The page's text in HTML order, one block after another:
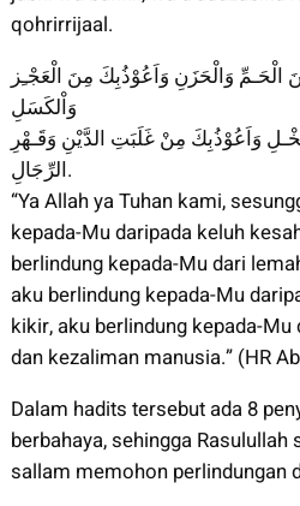
qohrirrijaal.
الْحَـمِّ وَالْحَزَنِ وَاَعُوْذُبِكَ مِنَ الْعَجْـِز
وَاْلكَسَلِ
وَاَعُوْذُبِكَ مِنْ غَلَبَتِ الدَّيْنِ وَقَـهْرِ
الرِّجَالِ.
“Ya Allah ya Tuhan kami,
kepada-Mu daripada keluh
berlindung kepada-Mu dari
aku berlindung kepada-Mu
kikir, aku berlindung kepada-
dan kezaliman manusia.” (HR
Dalam hadits tersebut ada 8
berbahaya, sehingga Rasulullah
sallam memohon perlindungan